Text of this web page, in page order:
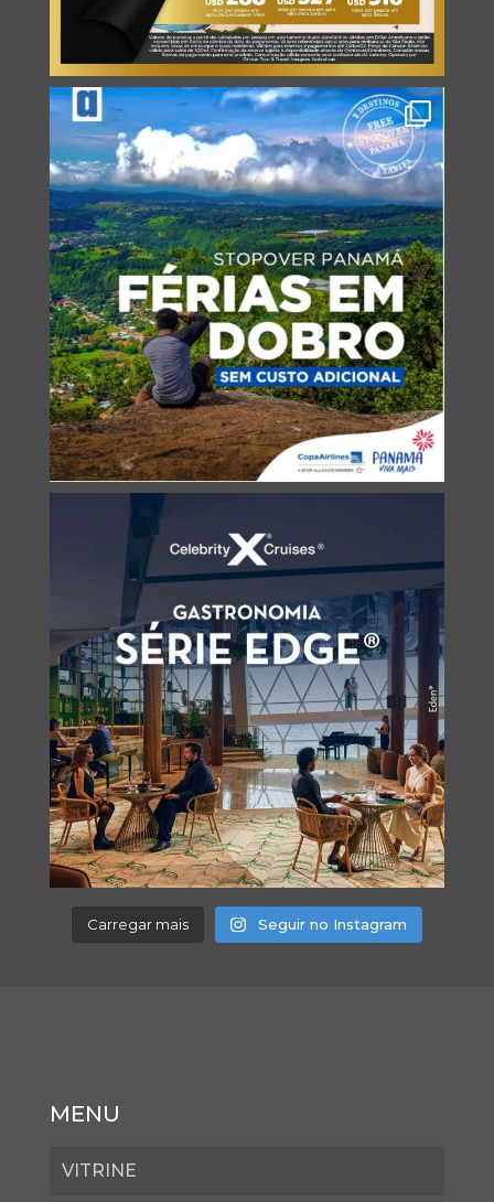
Carregar mais Seguir no Instagram
MENU
VITRINE